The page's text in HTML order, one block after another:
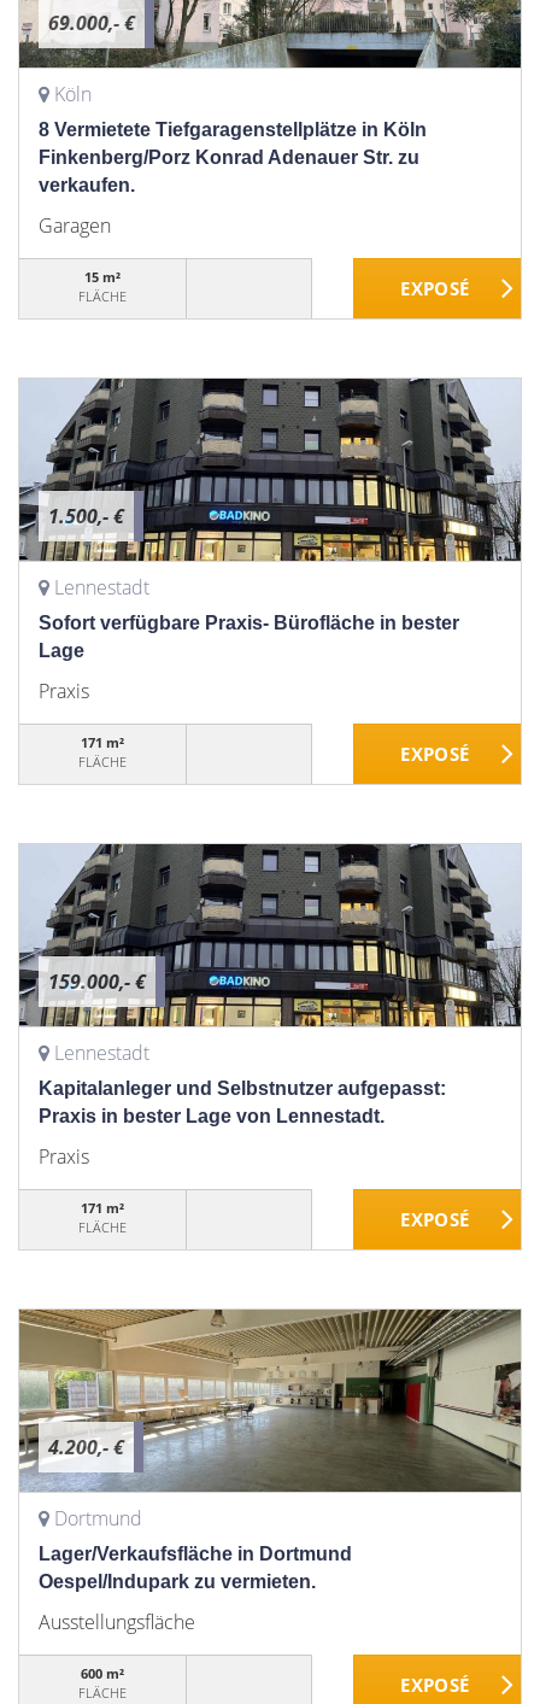
69.000,- €
Köln
8 Vermietete Tiefgaragenstellplätze in Köln
Finkenberg/Porz Konrad Adenauer Str. zu
verkaufen.
Garagen
15 m²
FLÄCHE
1.500,- €
Lennestadt
Sofort verfügbare Praxis- Bürofläche in bester
Lage
Praxis
171 m²
FLÄCHE
159.000,- €
Lennestadt
Kapitalanleger und Selbstnutzer aufgepasst:
Praxis in bester Lage von Lennestadt.
Praxis
171 m²
FLÄCHE
4.200,- €
Dortmund
Lager/Verkaufsfläche in Dortmund
Oespel/Indupark zu vermieten.
Ausstellungsfläche
600 m²
FLÄCHE